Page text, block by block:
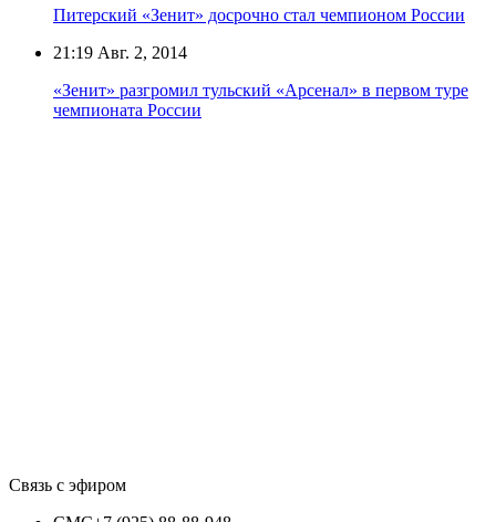
Питерский «Зенит» досрочно стал чемпионом России
21:19 Авг. 2, 2014
«Зенит» разгромил тульский «Арсенал» в первом туре
чемпионата России
Связь с эфиром